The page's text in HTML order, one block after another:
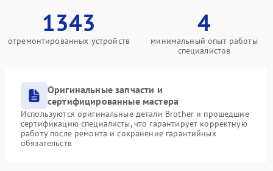
1343
отремонтированных устройств
4
минимальный опыт работы
специалистов
Оригинальные запчасти и
сертифицированные мастера
Используются оригинальные детали Brother и прошедшие
сертификацию специалисты, что гарантирует корректную
работу после ремонта и сохранение гарантийных
обязательств